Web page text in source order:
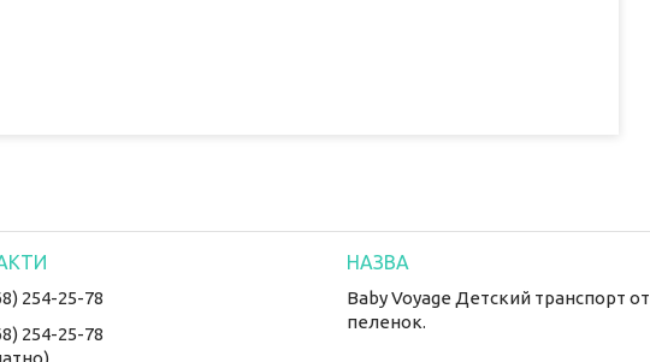
254-25-78
254-25-78
Baby Voyage Детский транспорт от
пеленок.